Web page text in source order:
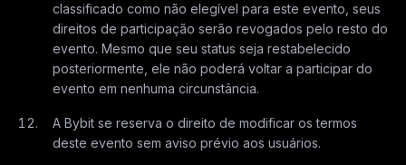
classificado como não elegível para este evento, seus
direitos de participação serão revogados pelo resto do
evento. Mesmo que seu status seja restabelecido
posteriormente, ele não poderá voltar a participar do
evento em nenhuma circunstância.
A Bybit se reserva o direito de modificar os termos
deste evento sem aviso prévio aos usuários.